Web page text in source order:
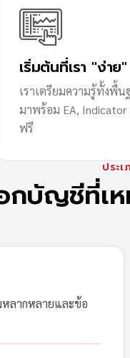
เริ่มต้นที่เรา "ง่า
เราเตรียมความรู้ทั้งพื้
มาพร้อม EA,
ฟรี
ประ
กบัญชีที่เ
ลากหลายและข้อ